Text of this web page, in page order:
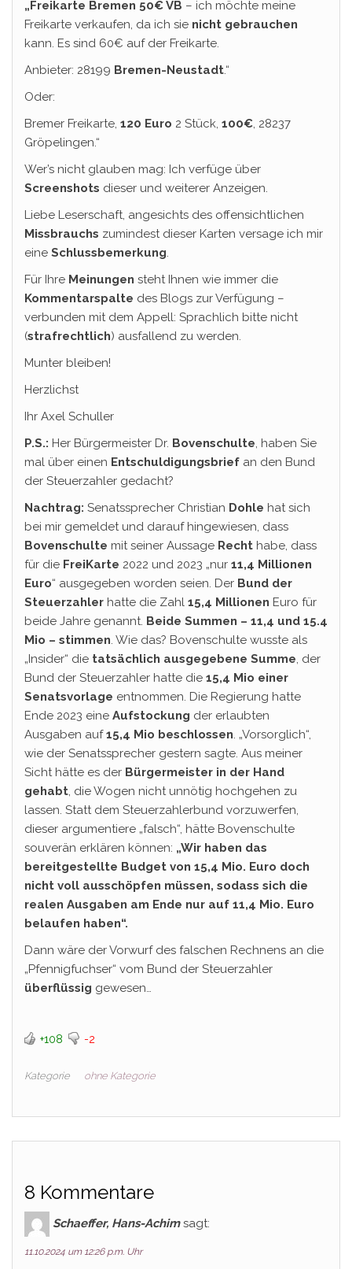
„Freikarte Bremen 50€ VB – ich möchte meine
Freikarte verkaufen, da ich sie nicht gebrauchen
kann. Es sind 60€ auf der Freikarte.
Anbieter: 28199 Bremen-Neustadt.“
Oder:
Bremer Freikarte, 120 Euro 2 Stück, 100€, 28237
Gröpelingen.“
Wer’s nicht glauben mag: Ich verfüge über
Screenshots dieser und weiterer Anzeigen.
Liebe Leserschaft, angesichts des offensichtlichen
Missbrauchs zumindest dieser Karten versage ich mir
eine Schlussbemerkung.
Für Ihre Meinungen steht Ihnen wie immer die
Kommentarspalte des Blogs zur Verfügung –
verbunden mit dem Appell: Sprachlich bitte nicht
(strafrechtlich) ausfallend zu werden.
Munter bleiben!
Herzlichst
Ihr Axel Schuller
P.S.: Her Bürgermeister Dr. Bovenschulte, haben Sie
mal über einen Entschuldigungsbrief an den Bund
der Steuerzahler gedacht?
Nachtrag: Senatssprecher Christian Dohle hat sich
bei mir gemeldet und darauf hingewiesen, dass
Bovenschulte mit seiner Aussage Recht habe, dass
für die FreiKarte 2022 und 2023 „nur 11,4 Millionen
Euro“ ausgegeben worden seien. Der Bund der
Steuerzahler hatte die Zahl 15,4 Millionen Euro für
beide Jahre genannt. Beide Summen – 11,4 und 15.4
Mio – stimmen. Wie das? Bovenschulte wusste als
„Insider“ die tatsächlich ausgegebene Summe, der
Bund der Steuerzahler hatte die 15,4 Mio einer
Senatsvorlage entnommen. Die Regierung hatte
Ende 2023 eine Aufstockung der erlaubten
Ausgaben auf15,4 Mio beschlossen. „Vorsorglich“,
wie der Senatssprecher gestern sagte. Aus meiner
Sicht hätte es der Bürgermeister in der Hand
gehabt, die Wogen nicht unnötig hochgehen zu
lassen. Statt dem Steuerzahlerbund vorzuwerfen,
dieser argumentiere „falsch“, hätte Bovenschulte
souverän erklären können: „Wir haben das
bereitgestellte Budget von 15,4 Mio. Euro doch
nicht voll ausschöpfen müssen, sodass sich die
realen Ausgaben am Ende nur auf 11,4 Mio. Euro
belaufen haben“.
Dann wäre der Vorwurf des falschen Rechnens an die
„Pfennigfuchser“ vom Bund der Steuerzahler
überflüssig gewesen…
+108 -2
Kategorie ohne Kategorie
8 Kommentare
Schaeffer, Hans-Achim sagt:
11.10.2024 um 12:26 p.m. Uhr